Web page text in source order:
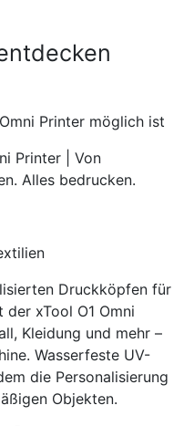
Printer möglich ist
Printer | Von
Alles bedrucken.
Druckköpfen für
xTool O1 Omni
Kleidung und mehr –
Wasserfeste UV-
die Personalisierung
Objekten.